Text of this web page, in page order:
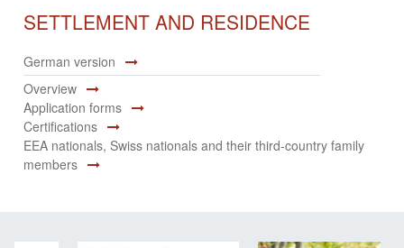
SETTLEMENT AND RESIDENCE
German version
Overview
Application forms
Certifications
EEA nationals, Swiss nationals and their third-country family
members